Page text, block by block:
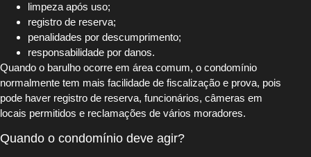
limpeza após uso;
registro de reserva;
penalidades por descumprimento;
responsabilidade por danos.
Quando o barulho ocorre em área comum, o condomínio
normalmente tem mais facilidade de fiscalização e prova, pois
pode haver registro de reserva, funcionários, câmeras em
locais permitidos e reclamações de vários moradores.
Quando o condomínio deve agir?